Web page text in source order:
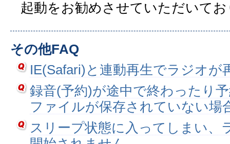
起動をお勧めさせていただいて
その他FAQ
IE(Safari)と連動再生でラジオが
録音(予約)が途中で終わったり
ファイルが保存されていない場
スリープ状態に入ってしまい、